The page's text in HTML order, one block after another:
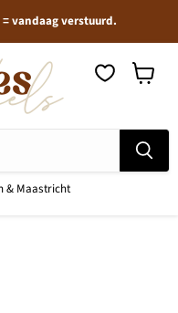
vandaag verstuurd.
& Maastricht